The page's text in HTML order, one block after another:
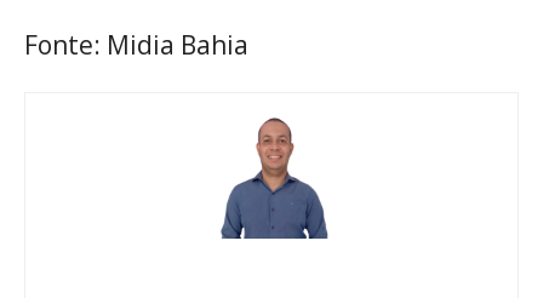
Fonte: Midia Bahia